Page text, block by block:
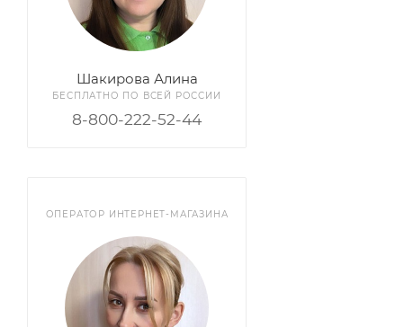
Шакирова Алина
БЕСПЛАТНО ПО ВСЕЙ РОССИИ
8-800-222-52-44
ОПЕРАТОР ИНТЕРНЕТ-МАГАЗИНА